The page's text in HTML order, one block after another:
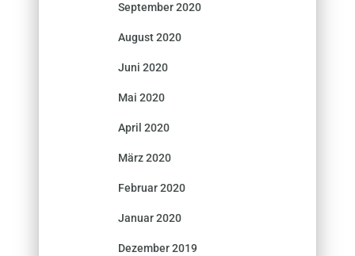
September 2020
August 2020
Juni 2020
Mai 2020
April 2020
März 2020
Februar 2020
Januar 2020
Dezember 2019